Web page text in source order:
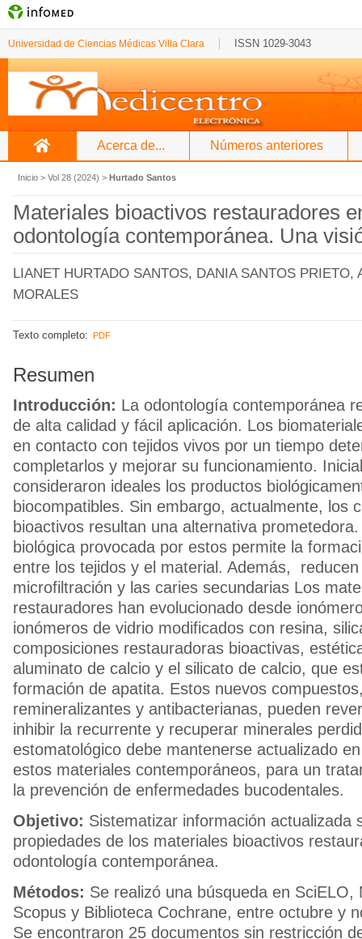
Universidad de Ciencias Médicas Villa Clara ISSN 1029-3043
Acerca de... Números anteriores
Inicio > Vol 28 (2024) > Hurtado Santos
Materiales bioactivos restauradores
odontología contemporánea. Una
LIANET HURTADO SANTOS, DANIA SANTOS PRIETO,
MORALES
Texto completo: PDF
Resumen
Introducción: La odontología contemporánea
de alta calidad y fácil aplicación. Los
en contacto con tejidos vivos por un tiempo
completarlos y mejorar su funcionamiento.
consideraron ideales los productos
biocompatibles. Sin embargo, actualmente, los
bioactivos resultan una alternativa
biológica provocada por estos permite la
entre los tejidos y el material. Además,
microfiltración y las caries secundarias Los
restauradores han evolucionado desde
ionómeros de vidrio modificados con resina,
composiciones restauradoras bioactivas,
aluminato de calcio y el silicato de calcio, que
formación de apatita. Estos nuevos
remineralizantes y antibacterianas, pueden
inhibir la recurrente y recuperar minerales
estomatológico debe mantenerse actualizado
estos materiales contemporáneos, para un
la prevención de enfermedades bucodentales.
Objetivo: Sistematizar información actualizada
propiedades de los materiales bioactivos
odontología contemporánea.
Métodos: Se realizó una búsqueda en SciELO,
Scopus y Biblioteca Cochrane, entre octubre y
Se encontraron 25 documentos sin restricción